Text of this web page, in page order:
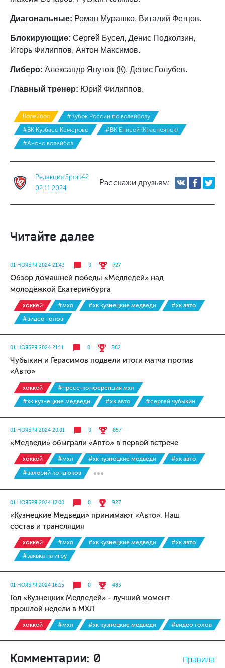
Диагональные: Роман Мурашко, Виталий Фетцов.
Блокирующие: Сергей Бусел, Денис Подколзин,
Игорь Филиппов, Антон Максимов.
Либеро: Александр Янутов (К), Денис Голубев.
Главный тренер: Юрий Филиппов.
Волейбол
#Кубок России по волейболу
#ВК Кузбасс Кемерово
#ВК Енисей (Красноярск)
#Анонс волейбол
Редакция Sport42
02.11.2024
Расскажи друзьям:
Читайте далее
01 НОЯБРЯ 2024 21:43 0 727
Обзор домашней победы «Медведей» над
молодёжкой Екатеринбурга
хоккей #мхл #хк кузнецкие медведи
#хк авто
#видео голов
01 НОЯБРЯ 2024 21:11 0 862
Чубыкин и Герасимов подвели итоги матча против
«Авто»
хоккей
#пресс-конференция мхл
#хк кузнецкие медведи
#хк авто #сергей чубыкин
01 НОЯБРЯ 2024 20:01 0 857
«Медведи» обыграли «Авто» в первой встрече
хоккей #мхл #хк кузнецкие медведи
#хк авто
#валерий кондюков
01 НОЯБРЯ 2024 17:00 0 927
«Кузнецкие Медведи» принимают «Авто». Наш
состав и трансляция
хоккей #мхл #хк кузнецкие медведи
#хк авто
#заявка на игру
01 НОЯБРЯ 2024 16:15 0 483
Гол «Кузнецких Медведей» - лучший момент
прошлой недели в МХЛ
хоккей #мхл #хк кузнецкие медведи #видео голов
Комментарии: 0 Правила